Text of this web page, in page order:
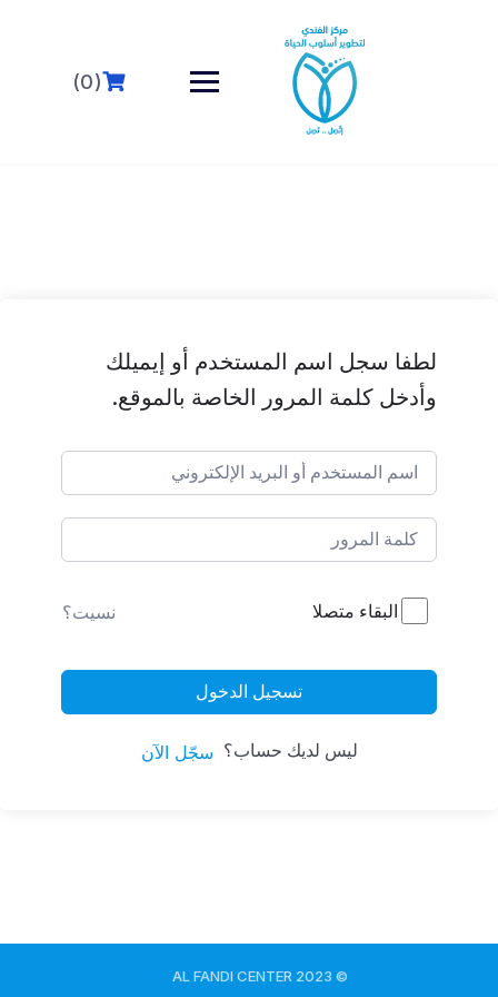
(0)
لطفا سجل اسم المستخدم أو إيميلك
وأدخل كلمة المرور الخاصة بالموقع.
البقاء متصلا نسيت؟
تسجيل الدخول
ليس لديك حساب؟ سجّل الآن
© 2023 AL FANDI CENTER